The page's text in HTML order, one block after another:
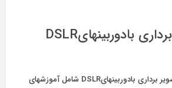
آموزش تصویر برداری بادوربینهایDSLR
قسمت چهارم آموزش تصویر برداری بادوربینهایDSLR شامل آموزشهای